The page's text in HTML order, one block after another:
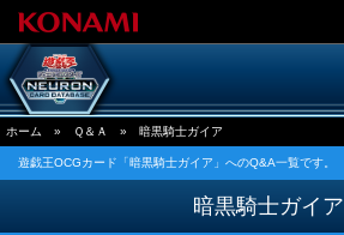
ホーム » Ｑ＆Ａ » 暗黒騎士ガイア
遊戯王OCGカード「暗黒騎士ガイア」へのQ&A一覧です。
暗黒騎士ガイア